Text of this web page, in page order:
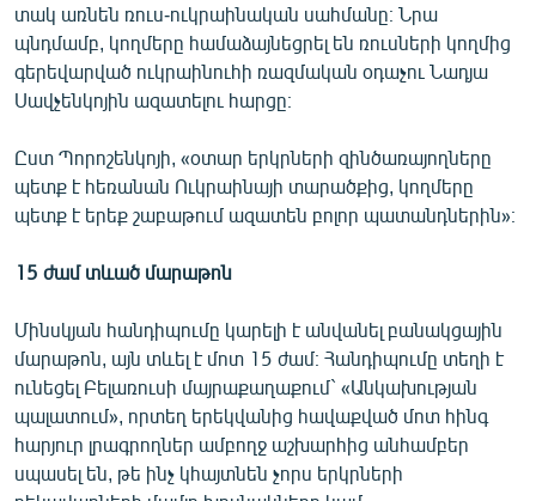
«Ազատության» բոլոր կայքերը
տակ առնեն ռուս-ուկրաինական սահմանը։ Նրա
պնդմամբ, կողմերը համաձայնեցրել են ռուսների կողմից
գերեվարված ուկրաինուհի ռազմական օդաչու Նադյա
Սավչենկոյին ազատելու հարցը։
Ըստ Պորոշենկոյի, «օտար երկրների զինծառայողները
պետք է հեռանան Ուկրաինայի տարածքից, կողմերը
պետք է երեք շաբաթում ազատեն բոլոր պատանդներին»։
15 ժամ տևած մարաթոն
Մինսկյան հանդիպումը կարելի է անվանել բանակցային
մարաթոն, այն տևել է մոտ 15 ժամ։ Հանդիպումը տեղի է
ունեցել Բելառուսի մայրաքաղաքում` «Անկախության
պալատում», որտեղ երեկվանից հավաքված մոտ հինգ
հարյուր լրագրողներ ամբողջ աշխարհից անհամբեր
սպասել են, թե ինչ կհայտնեն չորս երկրների